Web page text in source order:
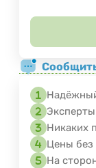
Никаких
Цены без
На